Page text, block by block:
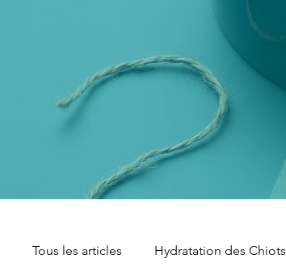
Tous les articles Hydratation des Chiots